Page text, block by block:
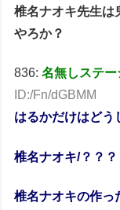
椎名ナオキ先生は
やろか？
836:名無しステー
ID:/Fn/dGBMM
はるかだけはどう
椎名ナオキ/？？？
椎名ナオキの作っ